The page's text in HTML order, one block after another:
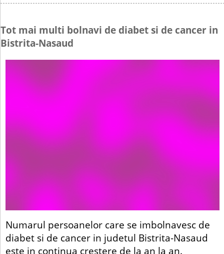
Tot mai multi bolnavi de diabet si de cancer in
Bistrita-Nasaud
Numarul persoanelor care se imbolnavesc de
diabet si de cancer in judetul Bistrita-Nasaud
este in continua crestere de la an la an.